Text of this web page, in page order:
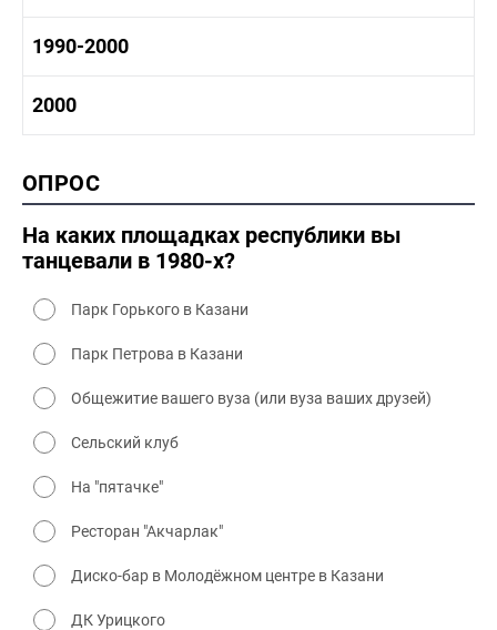
1970-1980 культура
1970 - 1980 быт
1980 -1990 история
1980-1990 культура
1990-2000
1990-2000 культура
2000
2000 промышленность
2000 культура
ОПРОС
На каких площадках республики вы
танцевали в 1980-х?
Парк Горького в Казани
Парк Петрова в Казани
Общежитие вашего вуза (или вуза ваших друзей)
Сельский клуб
На "пятачке"
Ресторан "Акчарлак"
Диско-бар в Молодёжном центре в Казани
ДК Урицкого